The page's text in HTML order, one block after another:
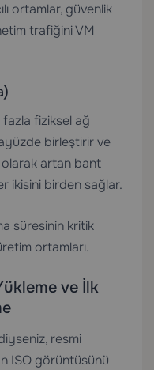
ortamlar, güvenlik
trafiğini VM
fiziksel ağ
birleştirir ve
olarak artan bant
ikisini birden sağlar.
süresinin kritik
ortamları.
ve İlk
resmi
ISO görüntüsünü